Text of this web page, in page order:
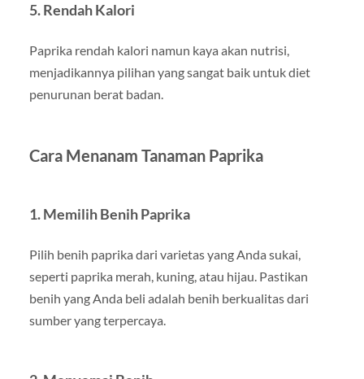
5. Rendah Kalori
Paprika rendah kalori namun kaya akan nutrisi,
menjadikannya pilihan yang sangat baik untuk diet
penurunan berat badan.
Cara Menanam Tanaman Paprika
1. Memilih Benih Paprika
Pilih benih paprika dari varietas yang Anda sukai,
seperti paprika merah, kuning, atau hijau. Pastikan
benih yang Anda beli adalah benih berkualitas dari
sumber yang terpercaya.